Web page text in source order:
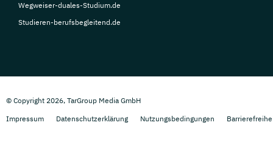
Wegweiser-duales-Studium.de
Studieren-berufsbegleitend.de
© Copyright 2026, TarGroup Media GmbH
Impressum
Datenschutzerklärung Nutzungsbedingungen